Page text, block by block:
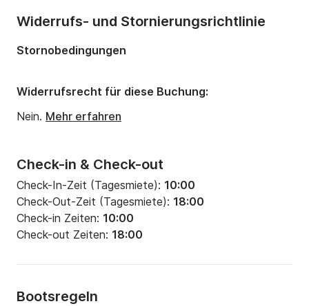
Check-in & Check-out
Check-In-Zeit (Tagesmiete): 10:00
Check-Out-Zeit (Tagesmiete): 18:00
Check-in Zeiten: 10:00
Check-out Zeiten: 18:00
Bootsregeln
Widerrufs- und Stornierungsrichtlinie
Stornobedingungen
Widerrufsrecht für diese Buchung:
Nein. Mehr erfahren